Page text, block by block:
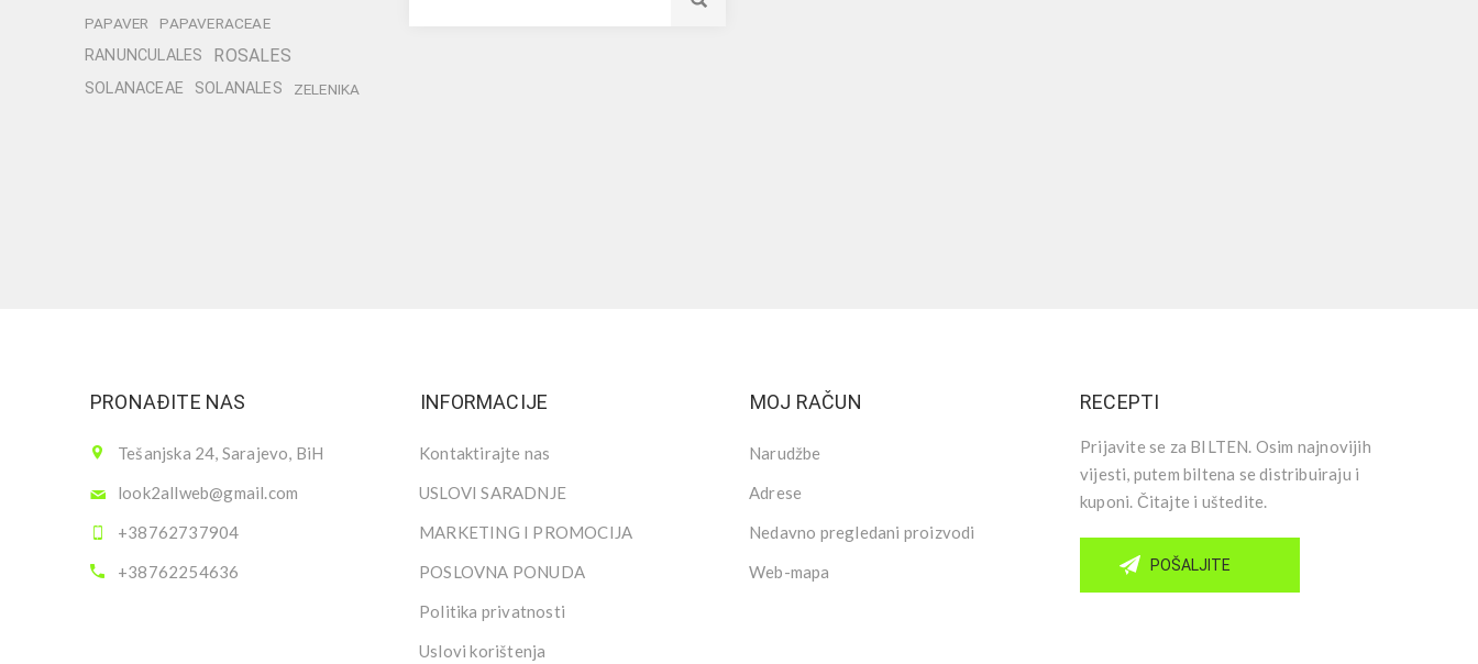
PAPAVER
PAPAVERACEAE
RANUNCULALES ROSALES
SOLANACEAE SOLANALES ZELENIKA
PRONAĐITE NAS
Tešanjska 24, Sarajevo, BiH
look2allweb@gmail.com
+38762737904
+38762254636
INFORMACIJE
Kontaktirajte nas
USLOVI SARADNJE
MARKETING I PROMOCIJA
POSLOVNA PONUDA
Politika privatnosti
Uslovi korištenja
MOJ RAČUN
Narudžbe
Adrese
Nedavno pregledani proizvodi
Web-mapa
RECEPTI
Prijavite se za BILTEN. Osim najnovijih
vijesti, putem biltena se distribuiraju i
kuponi. Čitajte i uštedite.
POŠALJITE